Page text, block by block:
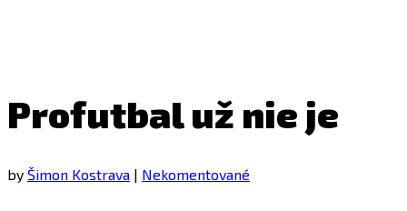
Profutbal už nie je
by Šimon Kostrava | Nekomentované